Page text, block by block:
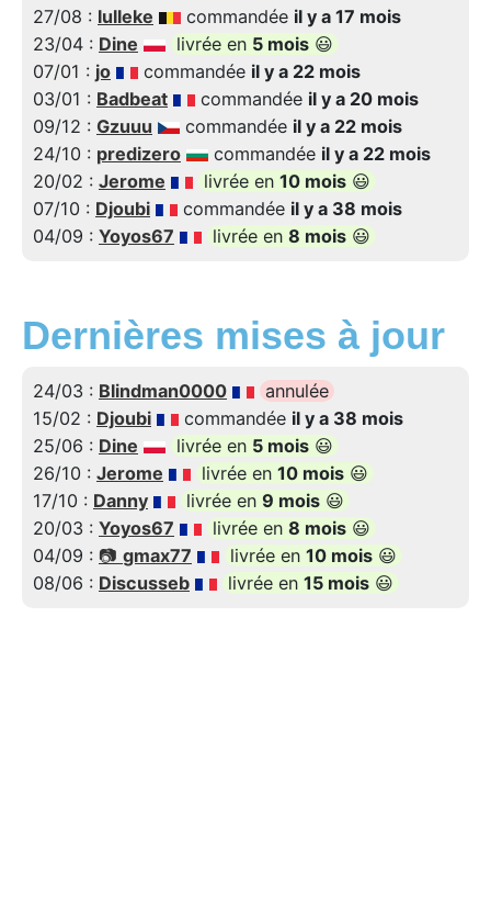
27/08 : lulleke commandée il y a 17 mois
23/04 : Dine livrée en 5 mois 😃
07/01 : jo commandée il y a 22 mois
03/01 : Badbeat commandée il y a 20 mois
09/12 : Gzuuu commandée il y a 22 mois
24/10 : predizero commandée il y a 22 mois
20/02 : Jerome livrée en 10 mois 😃
07/10 : Djoubi commandée il y a 38 mois
04/09 : Yoyos67 livrée en 8 mois 😃
Dernières mises à jour
24/03 : Blindman0000
annulée
15/02 : Djoubi commandée il y a 38 mois
25/06 : Dine livrée en 5 mois 😃
26/10 : Jerome livrée en 10 mois 😃
17/10 : Danny livrée en 9 mois 😃
20/03 : Yoyos67 livrée en 8 mois 😃
04/09 : 📷 gmax77 livrée en 10 mois 😃
08/06 : Discusseb livrée en 15 mois 😃